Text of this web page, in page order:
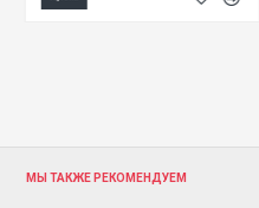
МЫ ТАКЖЕ РЕКОМЕНДУЕМ